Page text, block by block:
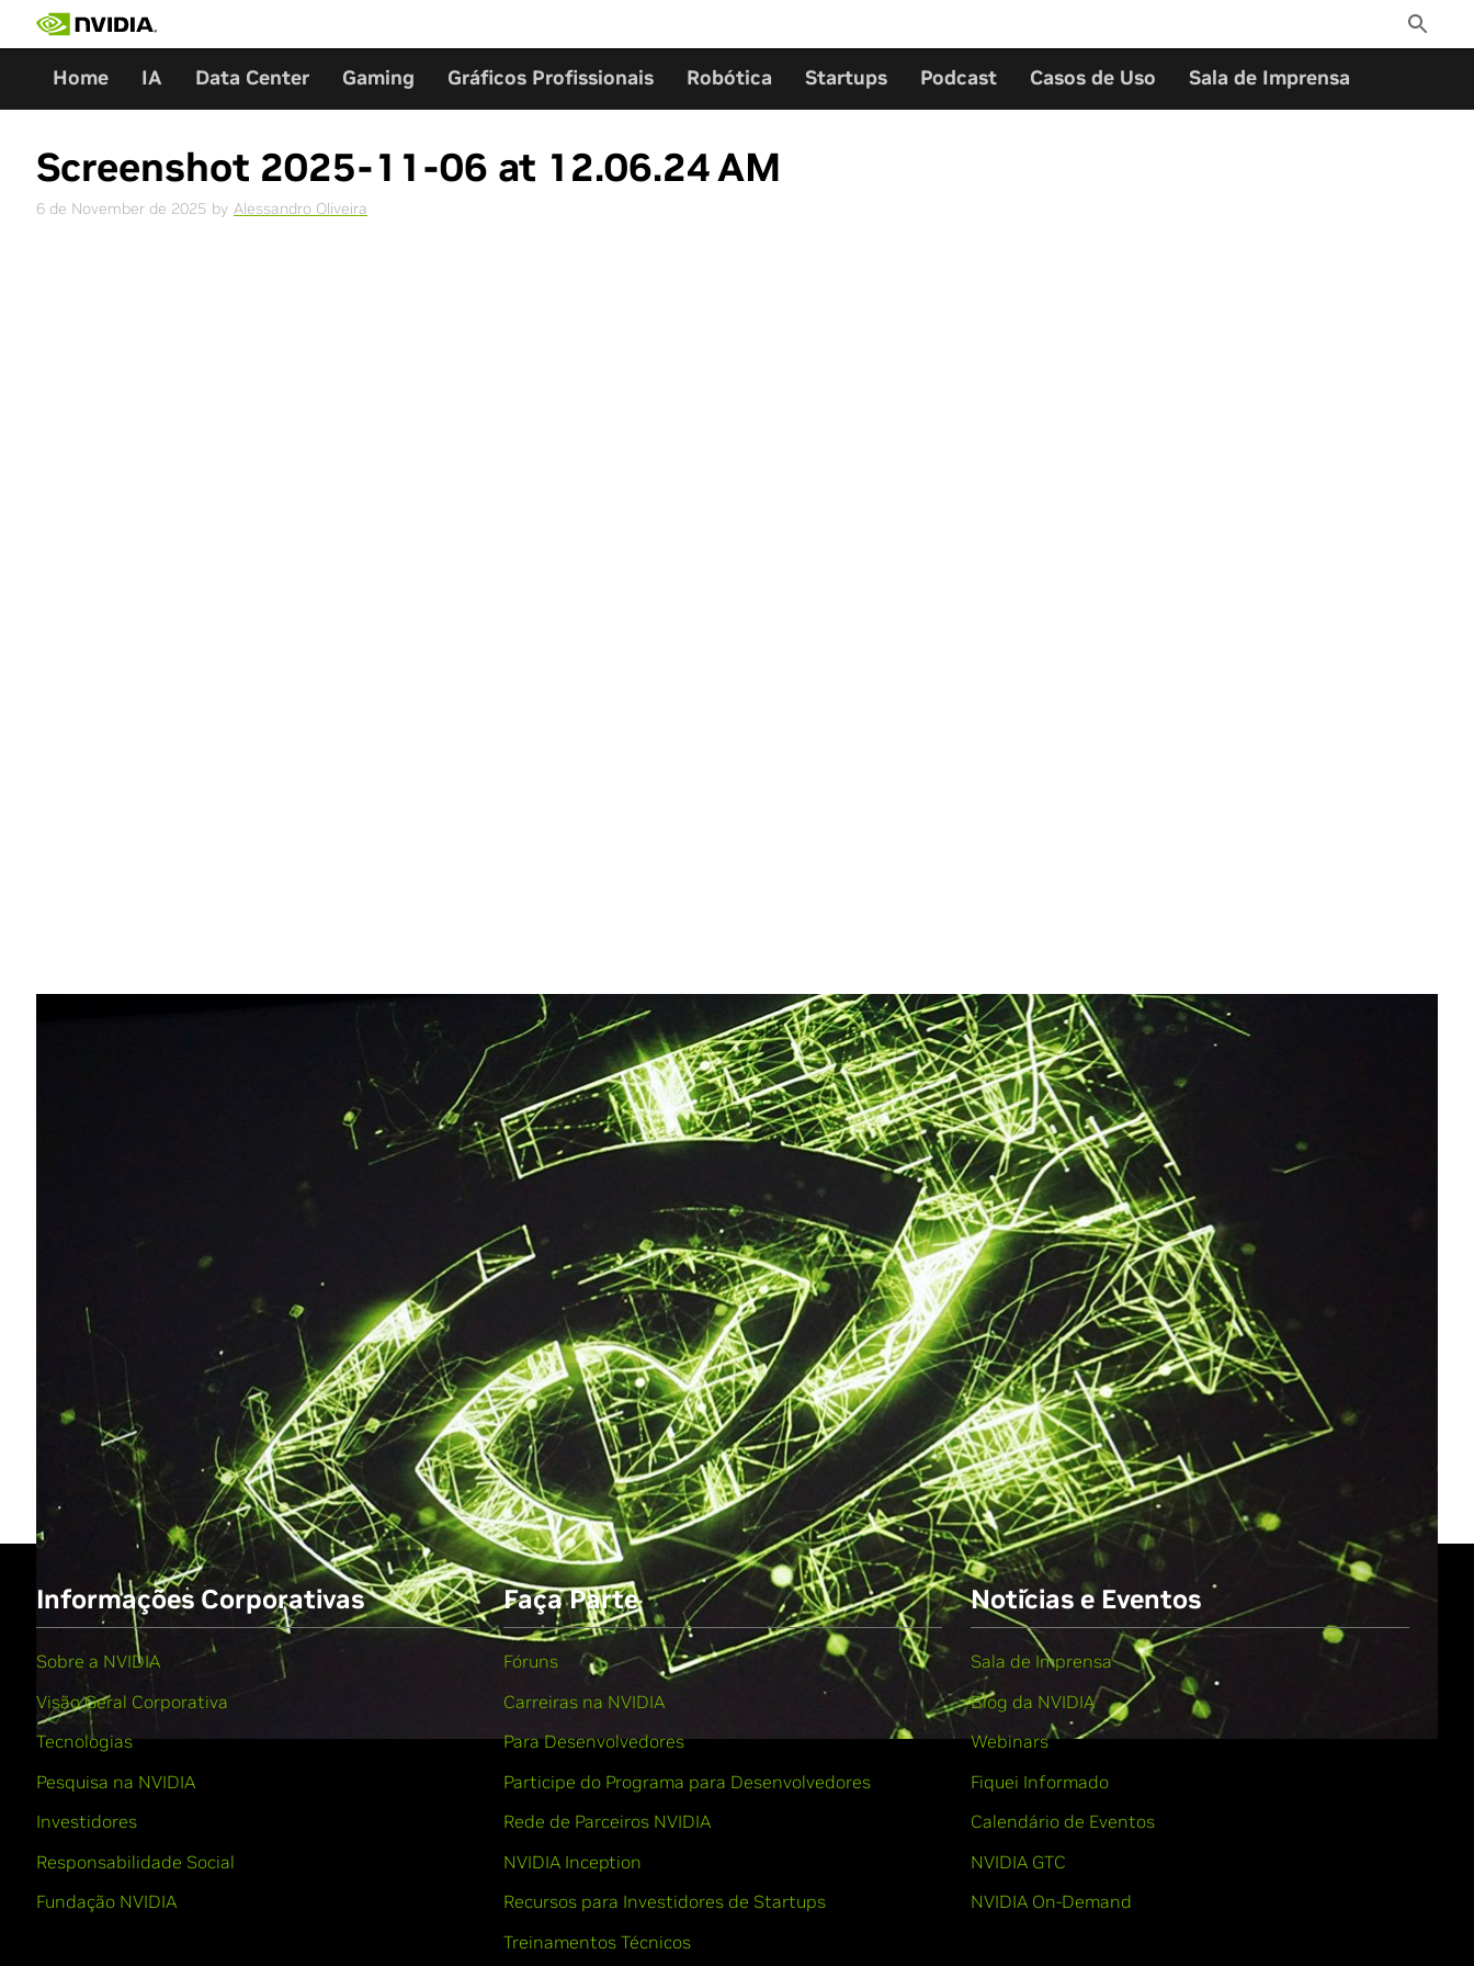
Toggle
Search
Home IA Data Center Gaming Gráficos Profissionais Robótica Startups Podcast Casos de Uso Sala de Imprensa
Screenshot 2025-11-06 at 12.06.24 AM
6 de November de 2025 by Alessandro Oliveira
All NVIDIA News
Informações Corporativas
Sobre a NVIDIA
Visão Geral Corporativa
Tecnologias
Pesquisa na NVIDIA
Investidores
Responsabilidade Social
Fundação NVIDIA
Faça Parte
Fóruns
Carreiras na NVIDIA
Para Desenvolvedores
Participe do Programa para Desenvolvedores
Rede de Parceiros NVIDIA
NVIDIA Inception
Recursos para Investidores de Startups
Treinamentos Técnicos
Notícias e Eventos
Sala de Imprensa
Blog da NVIDIA
Webinars
Fiquei Informado
Calendário de Eventos
NVIDIA GTC
NVIDIA On-Demand